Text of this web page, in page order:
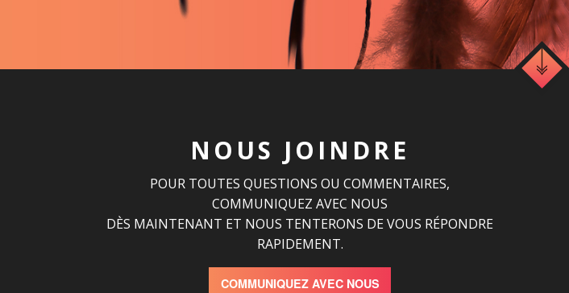
NOUS JOINDRE
POUR TOUTES QUESTIONS OU COMMENTAIRES,
COMMUNIQUEZ AVEC NOUS
DÈS MAINTENANT ET NOUS TENTERONS DE VOUS RÉPONDRE
RAPIDEMENT.
COMMUNIQUEZ AVEC NOUS